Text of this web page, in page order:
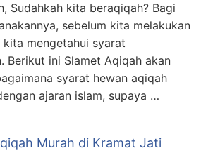
Sudahkah kita beraqiqah? Bagi
sebelum kita melakukan
mengetahui syarat
Berikut ini Slamet Aqiqah akan
syarat hewan aqiqah
ajaran islam, supaya …
Murah di Kramat Jati